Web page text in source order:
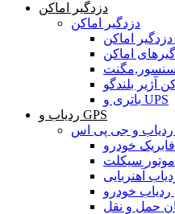
دزدگیر اماکن
دزدگیر اماکن
اماکن
اماکن
آژیر بلندگو
باتری و UPS
ردیاب و GPS
خودرو
سیکلت
آهنربایی
خودرو
حمل و نقل